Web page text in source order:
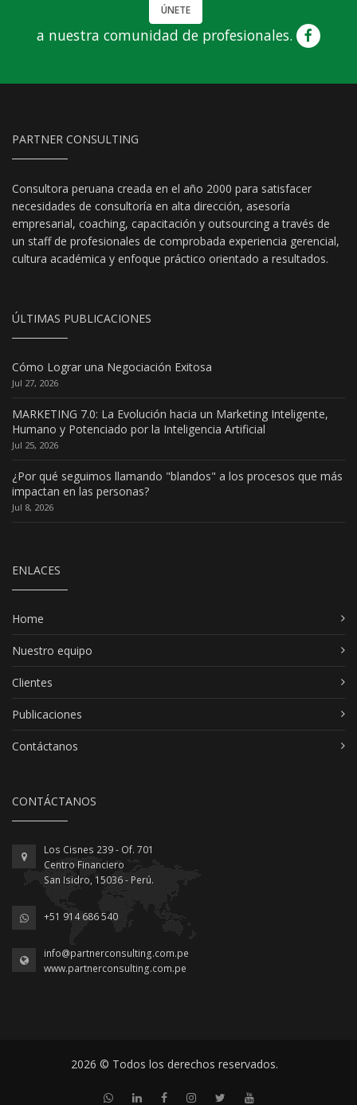
ÚNETE
a nuestra comunidad de profesionales.
PARTNER CONSULTING
Consultora peruana creada en el año 2000 para satisfacer
necesidades de consultoría en alta dirección, asesoría
empresarial, coaching, capacitación y outsourcing a través de
un staff de profesionales de comprobada experiencia gerencial,
cultura académica y enfoque práctico orientado a resultados.
ÚLTIMAS PUBLICACIONES
Cómo Lograr una Negociación Exitosa
Jul 27, 2026
MARKETING 7.0: La Evolución hacia un Marketing Inteligente,
Humano y Potenciado por la Inteligencia Artificial
Jul 25, 2026
¿Por qué seguimos llamando "blandos" a los procesos que más
impactan en las personas?
Jul 8, 2026
ENLACES
Home
Nuestro equipo
Clientes
Publicaciones
Contáctanos
CONTÁCTANOS
Los Cisnes 239 - Of. 701
Centro Financiero
San Isidro, 15036 - Perú.
+51 914 686 540
info@partnerconsulting.com.pe
www.partnerconsulting.com.pe
2026 © Todos los derechos reservados.